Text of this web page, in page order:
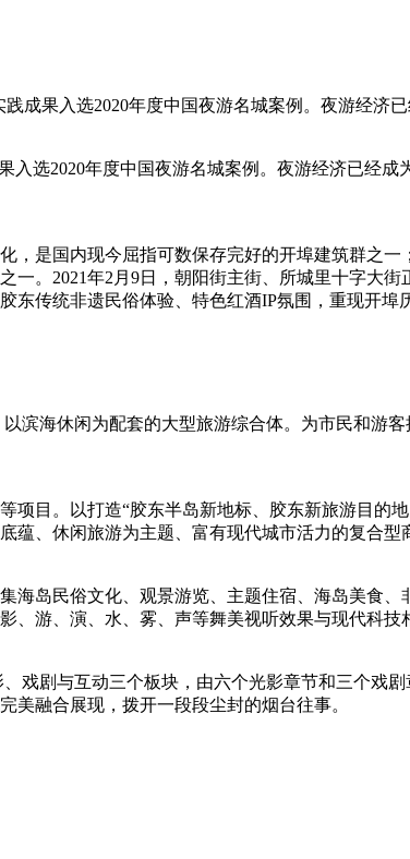
成果入选2020年度中国夜游名城案例。夜游经济
选2020年度中国夜游名城案例。夜游经济已经
是国内现今屈指可数保存完好的开埠建筑群之
。2021年2月9日，朝阳街主街、所城里十字大
传统非遗民俗体验、特色红酒IP氛围，重现开
滨海休闲为配套的大型旅游综合体。为市民和游
目。以打造“胶东半岛新地标、胶东新旅游目的
、休闲旅游为主题、富有现代城市活力的复合型
岛民俗文化、观景游览、主题住宿、海岛美食
游、演、水、雾、声等舞美视听效果与现代科技
戏剧与互动三个板块，由六个光影章节和三个戏
美融合展现，拨开一段段尘封的烟台往事。